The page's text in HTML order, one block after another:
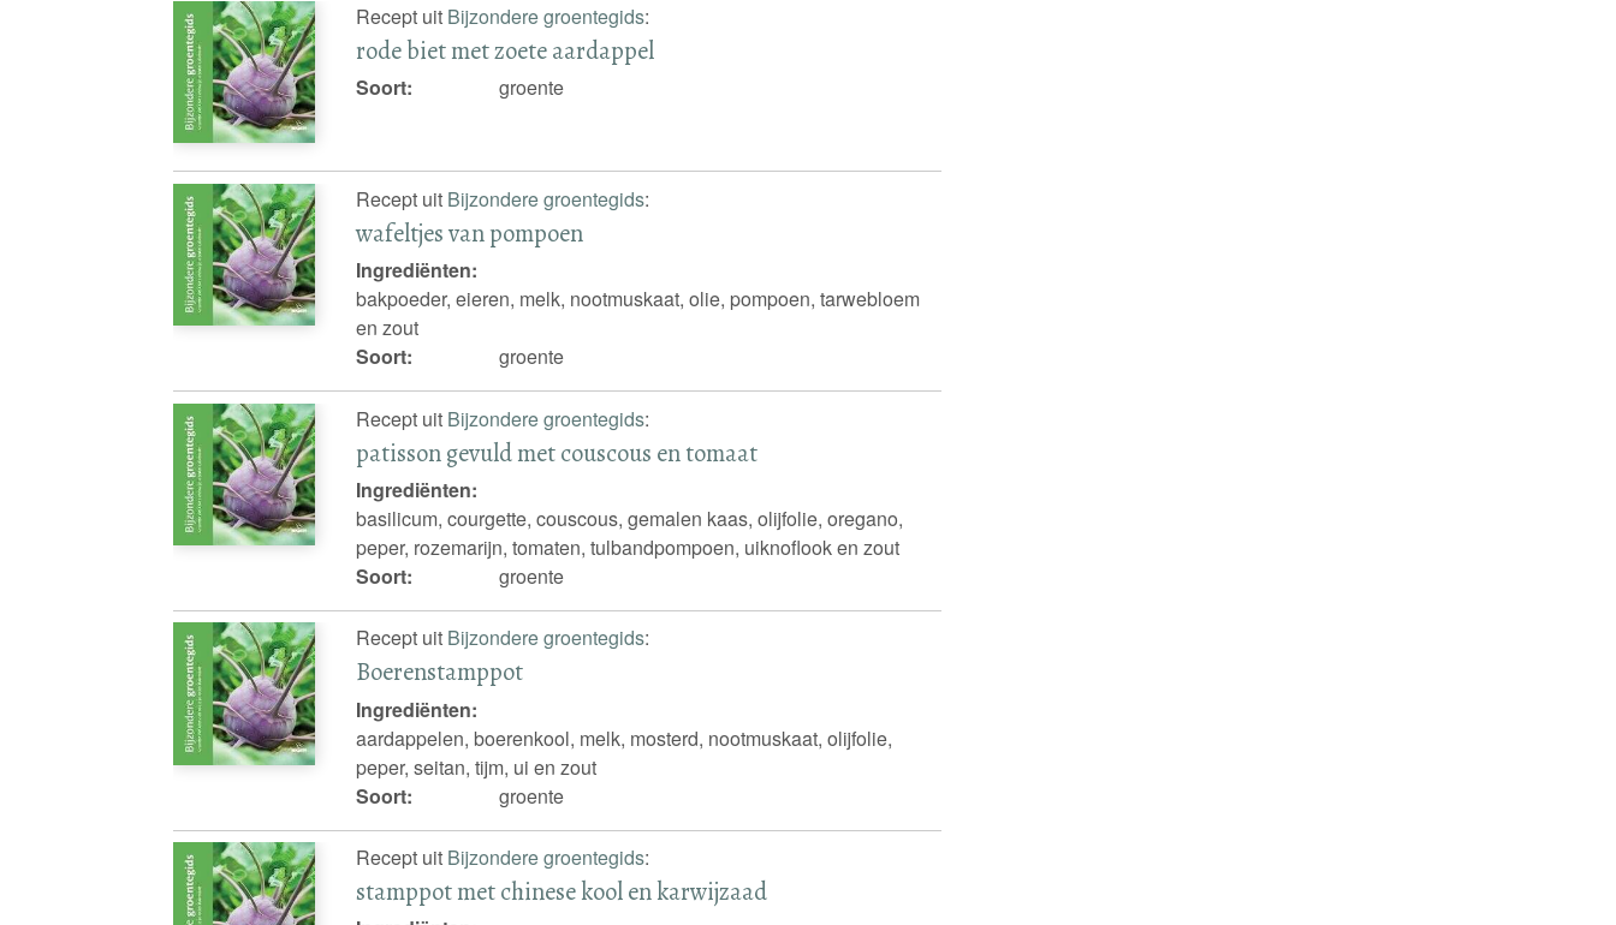
Recept uit Bijzondere groentegids:
rode biet met zoete aardappel
Soort: groente
Recept uit Bijzondere groentegids:
wafeltjes van pompoen
Ingrediënten:
bakpoeder, eieren, melk, nootmuskaat, olie, pompoen, tarwebloem
en zout
Soort:
groente
Recept uit Bijzondere groentegids:
patisson gevuld met couscous en tomaat
Ingrediënten:
basilicum, courgette, couscous, gemalen kaas, olijfolie, oregano,
peper, rozemarijn, tomaten, tulbandpompoen, uiknoflook en zout
Soort:
groente
Recept uit Bijzondere groentegids:
Boerenstamppot
Ingrediënten:
aardappelen, boerenkool, melk, mosterd, nootmuskaat, olijfolie,
peper, seitan, tijm, ui en zout
Soort:
groente
Recept uit Bijzondere groentegids:
stamppot met chinese kool en karwijzaad